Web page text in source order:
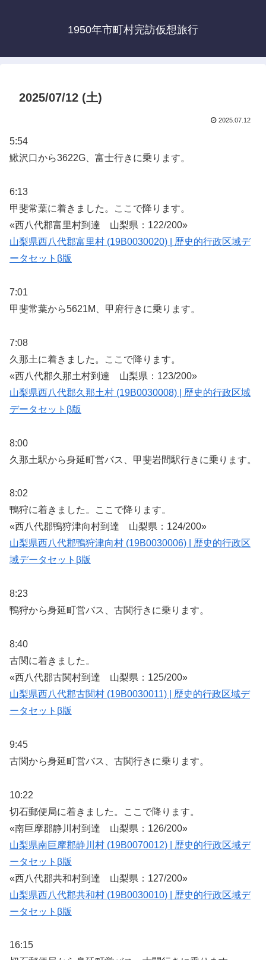
1950年市町村完訪仮想旅行
2025/07/12 (土)
2025.07.12
5:54
鰍沢口から3622G、富士行きに乗ります。
6:13
甲斐常葉に着きました。ここで降ります。
«西八代郡富里村到達 山梨県：122/200»
山梨県西八代郡富里村 (19B0030020) | 歴史的行政区域デ
ータセットβ版
7:01
甲斐常葉から5621M、甲府行きに乗ります。
7:08
久那土に着きました。ここで降ります。
«西八代郡久那土村到達 山梨県：123/200»
山梨県西八代郡久那土村 (19B0030008) | 歴史的行政区域
データセットβ版
8:00
久那土駅から身延町営バス、甲斐岩間駅行きに乗ります。
8:02
鴨狩に着きました。ここで降ります。
«西八代郡鴨狩津向村到達 山梨県：124/200»
山梨県西八代郡鴨狩津向村 (19B0030006) | 歴史的行政区
域データセットβ版
8:23
鴨狩から身延町営バス、古関行きに乗ります。
8:40
古関に着きました。
«西八代郡古関村到達 山梨県：125/200»
山梨県西八代郡古関村 (19B0030011) | 歴史的行政区域デ
ータセットβ版
9:45
古関から身延町営バス、古関行きに乗ります。
10:22
切石郵便局に着きました。ここで降ります。
«南巨摩郡静川村到達 山梨県：126/200»
山梨県南巨摩郡静川村 (19B0070012) | 歴史的行政区域デ
ータセットβ版
«西八代郡共和村到達 山梨県：127/200»
山梨県西八代郡共和村 (19B0030010) | 歴史的行政区域デ
ータセットβ版
16:15